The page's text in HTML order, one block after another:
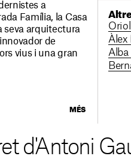
a
Família, la Casa
seva arquitectura
de
vius i una gran
MÉS
Àlex
d'Antoni